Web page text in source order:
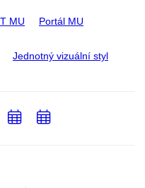
MU Portál MU
Jednotný vizuální styl
Email
PřidatPřidat